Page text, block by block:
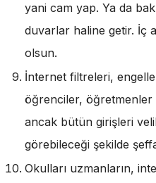
yani cam yap. Ya da
duvarlar haline getir. İç
olsun.
İnternet filtreleri,
öğrenciler, öğretmenler
ancak bütün girişleri
görebileceği şekilde
Okulları uzmanların,